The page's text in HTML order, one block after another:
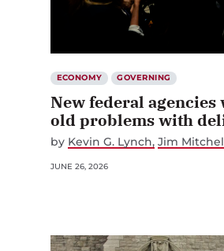
ECONOMY GOVERNING
New federal agencies
old problems with
by Kevin G. Lynch Jim
JUNE 26, 2026